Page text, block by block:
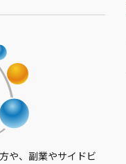
や、副業やサイドビ